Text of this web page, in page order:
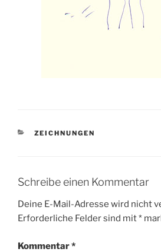
KATEGORIEN
ZEICHNUNGEN
Schreibe einen Kommentar
Deine E-Mail-Adresse wird nicht
Erforderliche Felder sind mit*
Kommentar*